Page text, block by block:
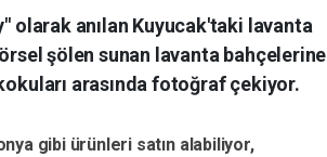
olarak anılan Kuyucak'taki lavanta
şölen sunan lavanta bahçelerine
arasında fotoğraf çekiyor.
gibi ürünleri satın alabiliyor,